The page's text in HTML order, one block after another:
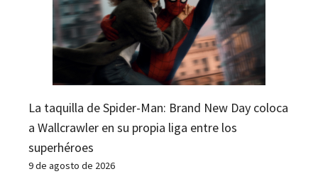
La taquilla de Spider-Man: Brand New Day coloca
a Wallcrawler en su propia liga entre los
superhéroes
9 de agosto de 2026